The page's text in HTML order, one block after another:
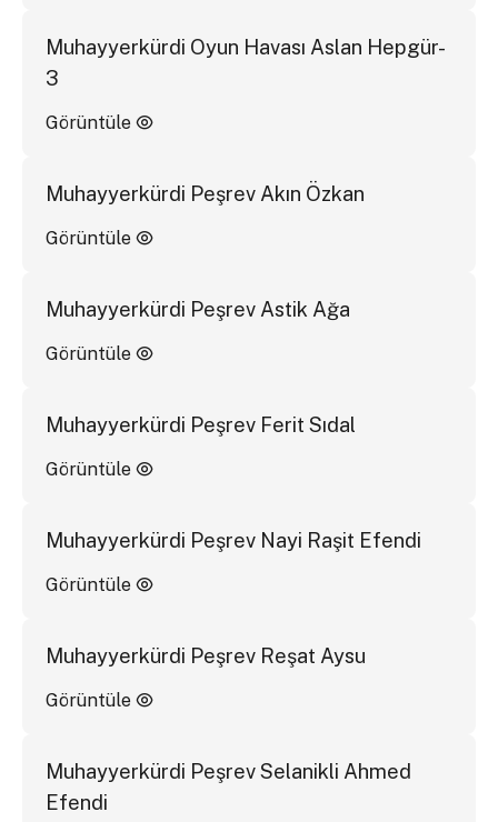
Muhayyerkürdi Oyun Havası Aslan Hepgür-
3
Görüntüle
Muhayyerkürdi Peşrev Akın Özkan
Görüntüle
Muhayyerkürdi Peşrev Astik Ağa
Görüntüle
Muhayyerkürdi Peşrev Ferit Sıdal
Görüntüle
Muhayyerkürdi Peşrev Nayi Raşit Efendi
Görüntüle
Muhayyerkürdi Peşrev Reşat Aysu
Görüntüle
Muhayyerkürdi Peşrev Selanikli Ahmed
Efendi